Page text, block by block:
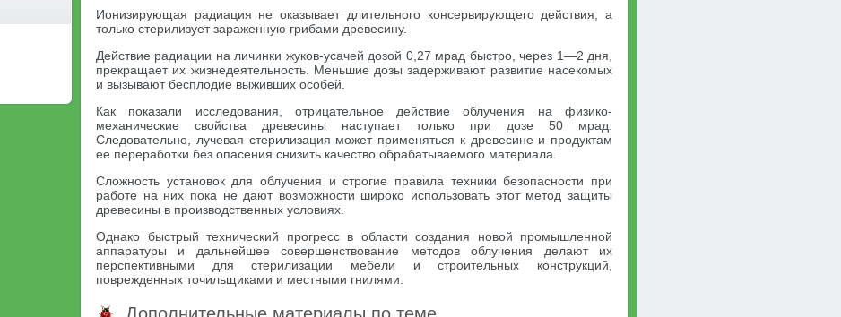
Ионизирующая радиация не оказывает длительного консервирующего действия, а
только стерилизует зараженную грибами древесину.
Действие радиации на личинки жуков-усачей дозой 0,27 мрад быстро, через 1—2 дня,
прекращает их жизнедеятельность. Меньшие дозы задерживают развитие насекомых
и вызывают бесплодие выживших особей.
Как показали исследования, отрицательное действие облучения на физико-
механические свойства древесины наступает только при дозе 50 мрад.
Следовательно, лучевая стерилизация может применяться к древесине и продуктам
ее переработки без опасения снизить качество обрабатываемого материала.
Сложность установок для облучения и строгие правила техники безопасности при
работе на них пока не дают возможности широко использовать этот метод защиты
древесины в производственных условиях.
Однако быстрый технический прогресс в области создания новой промышленной
аппаратуры и дальнейшее совершенствование методов облучения делают их
перспективными для стерилизации мебели и строительных конструкций,
поврежденных точильщиками и местными гнилями.